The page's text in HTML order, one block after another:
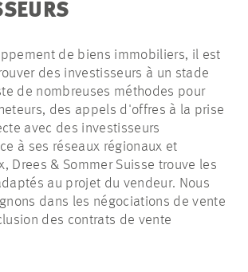
de biens immobiliers, il est
des investisseurs à un stade
de nombreuses méthodes pour
des appels d'offres à la prise
avec des investisseurs
à ses réseaux régionaux et
Drees & Sommer Suisse trouve les
au projet du vendeur. Nous
dans les négociations de vente
des contrats de vente